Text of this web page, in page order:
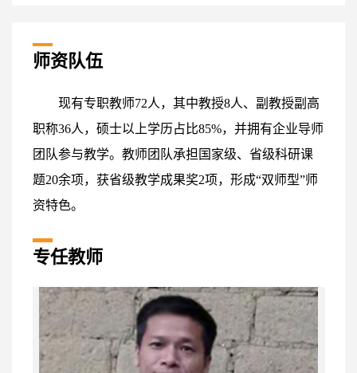
师资队伍
现有专职教师72人，其中教授8人、副教授副高
职称36人，硕士以上学历占比85%，并拥有企业导师
团队参与教学。教师团队承担国家级、省级科研课
题20余项，获省级教学成果奖2项，形成“双师型”师
资特色。
专任教师